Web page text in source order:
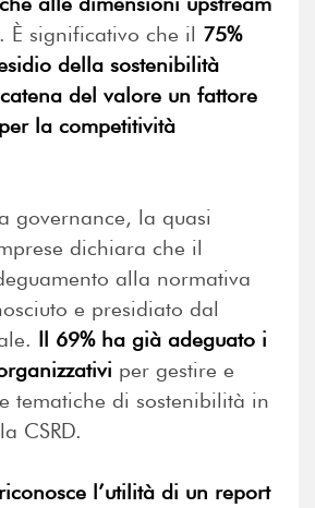
. È significativo che il 75%
della sostenibilità
del valore un fattore
la competitività
governance, la quasi
dichiara che il
alla normativa
e presidiato dal
Il 69% ha già adeguato i
per gestire e
tematiche di sostenibilità in
CSRD.
l’utilità di un report